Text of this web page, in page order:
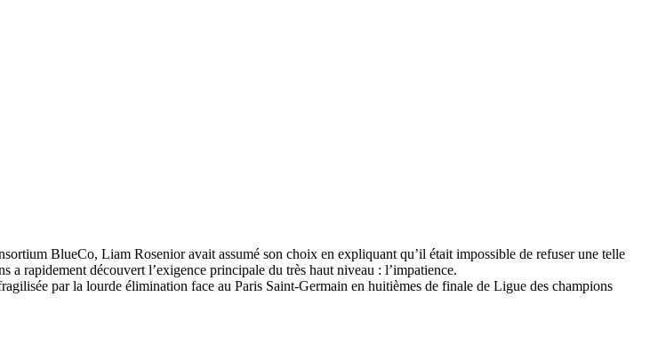
BlueCo, Liam Rosenior avait assumé son choix en expliquant qu’il était impossible de refuser une telle
a rapidement découvert l’exigence principale du très haut niveau : l’impatience.
par la lourde élimination face au Paris Saint-Germain en huitièmes de finale de Ligue des champions